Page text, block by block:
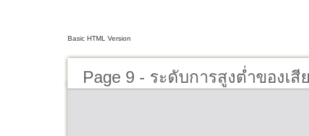
Basic HTML Version
Page 9 - ระดับการสูงต่ำของเสี